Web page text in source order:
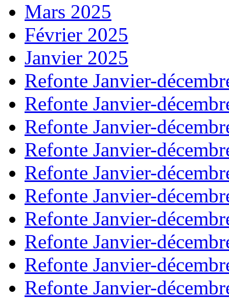
Mars 2025
Février 2025
Janvier 2025
Refonte Janvier-
Refonte Janvier-
Refonte Janvier-
Refonte Janvier-
Refonte Janvier-
Refonte Janvier-
Refonte Janvier-
Refonte Janvier-
Refonte Janvier-
Refonte Janvier-